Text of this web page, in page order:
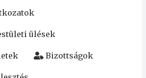
ülések
Bizottságok